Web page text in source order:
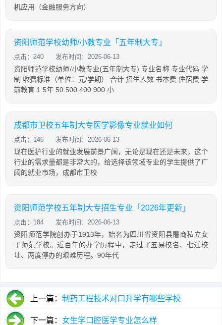
机应用（金融服务方向）
资阳师范学校幼师/小教专业「五年制大专」
点击：240 发布时间：2026-06-13
资阳师范学校幼师/小教专业(五年制大专) 专业名称 专业代码 学
制 收费标准（单位：元/学期） 合计 招生人数 书本费 住宿费 学
前教育 1 5年 50 500 400 900 小
成都市卫校五年制大专医学影像专业就业如何
点击：146 发布时间：2026-06-13
现在医护行业的就业发展前景广阔，无论是现在还是未来，这个
行业的需求量都是非常大的，给选择该领域专业的学生提供了广
阔的就业市场，成都市卫校
资阳师范学校五年制大专招生专业「2026年更新」
点击：184 发布时间：2026-06-13
资阳师范学院创办于1913年，始名为四川省资阳县屠商私立女
子师范学校。近百年的办学历程中，走过了五易校名、七迁校
址、两度停办的艰难历程。90年代
上一篇： 制药工程技术对口升学有哪些学校
下一篇： 女生学口腔医学专业怎么样